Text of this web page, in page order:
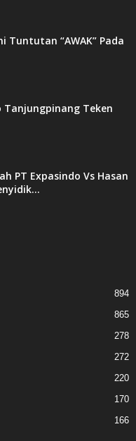
Tuntutan “AWAK” Pada
Tanjungpinang Teken
PT Expasindo Vs Hasan
894
865
278
272
220
170
166